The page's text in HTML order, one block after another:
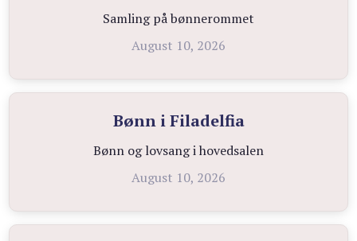
Samling på bønnerommet
August 10, 2026
Bønn i Filadelfia
Bønn og lovsang i hovedsalen
August 10, 2026